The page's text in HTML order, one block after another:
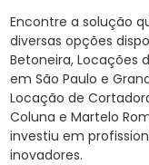
Encontre a solução
diversas opções
Betoneira, Locações
em São Paulo e
Locação de
Coluna e Martelo
investiu em
inovadores.